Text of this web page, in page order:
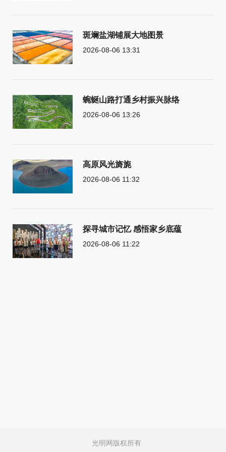
斑斓盐湖铺展大地图景
2026-08-06 13:31
蜿蜒山路打通乡村振兴脉络
2026-08-06 13:26
高原风光旖旎
2026-08-06 11:32
探寻城市记忆 感悟家乡底蕴
2026-08-06 11:22
光明网版权所有